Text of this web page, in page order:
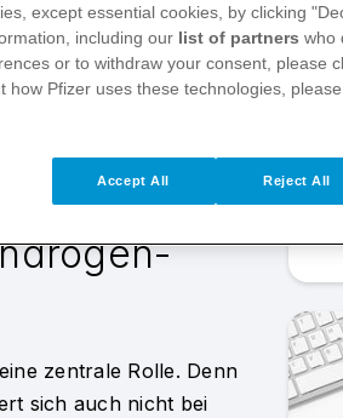
Punkten ansetzen.
hierfür
Symptome, HRR-
daher Patienten
zentrale Rolle. Denn
sich auch nicht bei
except essential cookies, by clicking
including our list of partners who
or to withdraw your consent, please
how Pfizer uses these technologies,
Reject All
Accept All